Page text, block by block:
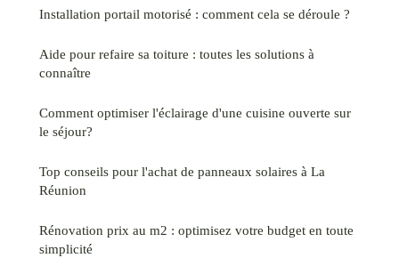
Installation portail motorisé : comment cela se déroule ?
Aide pour refaire sa toiture : toutes les solutions à
connaître
Comment optimiser l'éclairage d'une cuisine ouverte sur
le séjour?
Top conseils pour l'achat de panneaux solaires à La
Réunion
Rénovation prix au m2 : optimisez votre budget en toute
simplicité